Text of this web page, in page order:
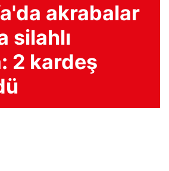
akrabalar
silahlı
2 kardeş